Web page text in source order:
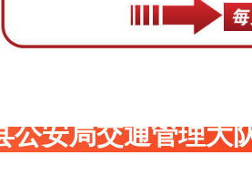
公安局交通管理大